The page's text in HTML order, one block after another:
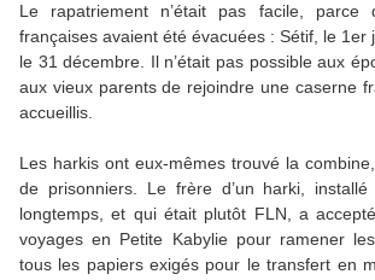
Le rapatriement n’était pas facile, parce
françaises avaient été évacuées : Sétif, le 1er
le 31 décembre. Il n’était pas possible aux
aux vieux parents de rejoindre une caserne
accueillis.
Les harkis ont eux-mêmes trouvé la
de prisonniers. Le frère d’un harki,
longtemps, et qui était plutôt FLN, a
voyages en Petite Kabylie pour ramener
tous les papiers exigés pour le transfert en